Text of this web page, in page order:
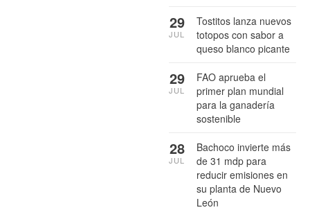
Tostitos lanza nuevos
totopos con sabor a
queso blanco picante
29
JUL
FAO aprueba el
primer plan mundial
para la ganadería
sostenible
29
JUL
Bachoco invierte más
de 31 mdp para
reducir emisiones en
su planta de Nuevo
León
28
JUL